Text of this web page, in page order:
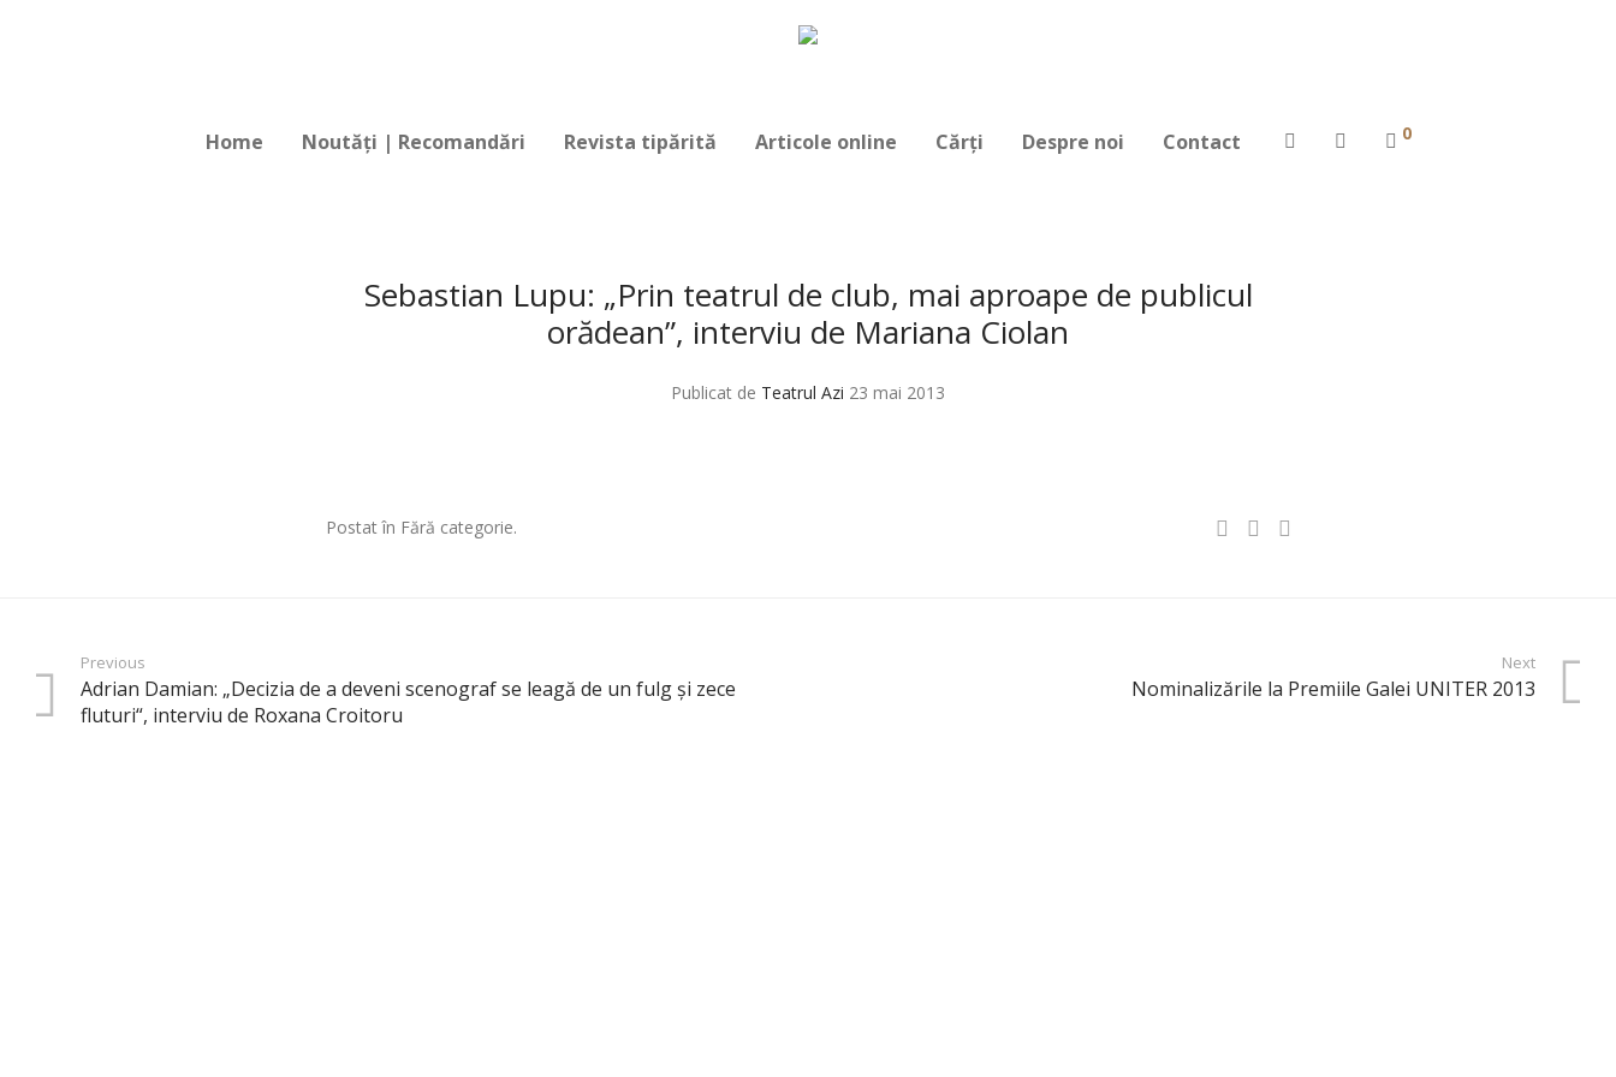
Home Noutăți | Recomandări Revista tipărită Articole online Cărți Despre noi Contact 0
Sebastian Lupu: „Prin teatrul de club, mai aproape de publicul
orădean”, interviu de Mariana Ciolan
Publicat de Teatrul Azi 23 mai 2013
Postat în Fără categorie.
Previous
Adrian Damian: „Decizia de a deveni scenograf se leagă de un fulg şi zece
fluturi“, interviu de Roxana Croitoru
Next
Nominalizările la Premiile Galei UNITER 2013